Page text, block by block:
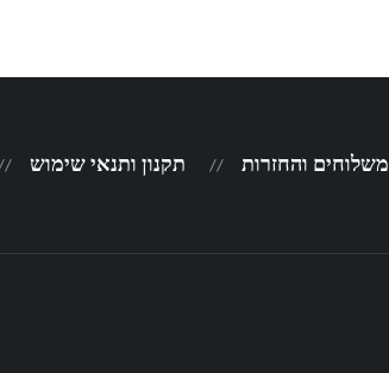
משלוחים והחזרות תקנון ותנאי שימוש